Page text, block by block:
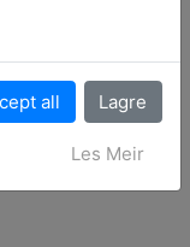
Les Meir